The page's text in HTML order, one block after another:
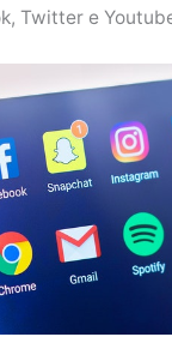
Twitter e